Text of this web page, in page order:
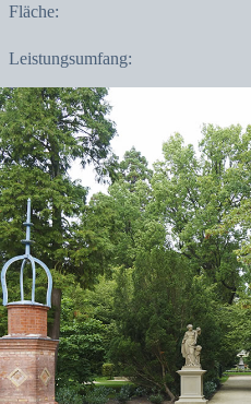
Fläche:
Leistungsumfang: